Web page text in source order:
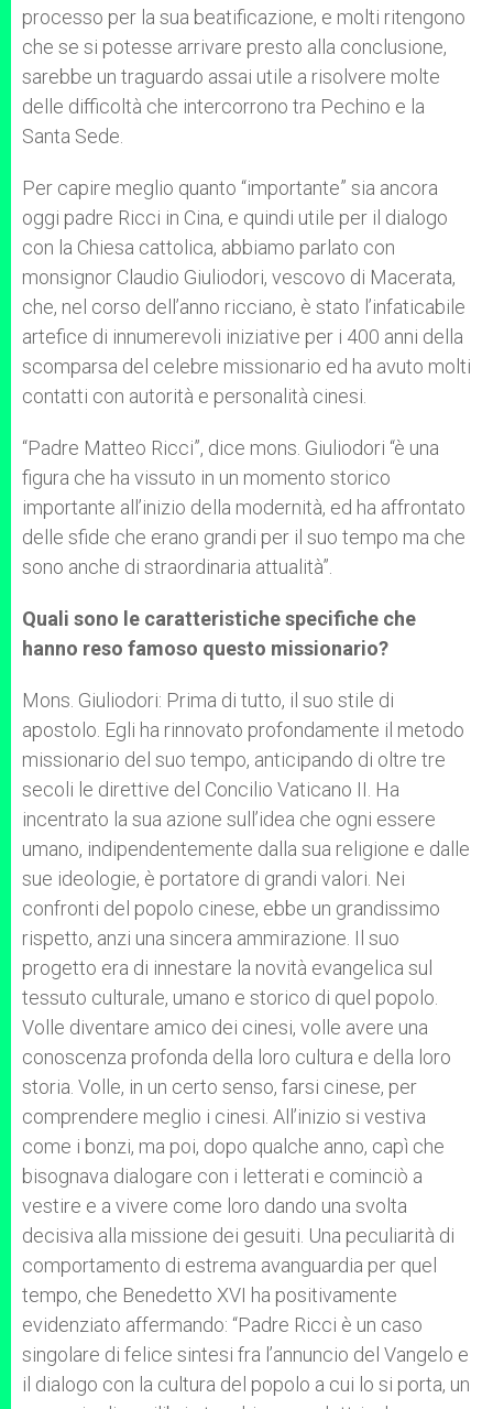
processo per la sua beatificazione, e molti ritengono
che se si potesse arrivare presto alla conclusione,
sarebbe un traguardo assai utile a risolvere molte
delle difficoltà che intercorrono tra Pechino e la
Santa Sede.
Per capire meglio quanto “importante” sia ancora
oggi padre Ricci in Cina, e quindi utile per il dialogo
con la Chiesa cattolica, abbiamo parlato con
monsignor Claudio Giuliodori, vescovo di Macerata,
che, nel corso dell’anno ricciano, è stato l’infaticabile
artefice di innumerevoli iniziative per i 400 anni della
scomparsa del celebre missionario ed ha avuto molti
contatti con autorità e personalità cinesi.
“Padre Matteo Ricci”, dice mons. Giuliodori “è una
figura che ha vissuto in un momento storico
importante all’inizio della modernità, ed ha affrontato
delle sfide che erano grandi per il suo tempo ma che
sono anche di straordinaria attualità”.
Quali sono le caratteristiche specifiche che
hanno reso famoso questo missionario?
Mons. Giuliodori: Prima di tutto, il suo stile di
apostolo. Egli ha rinnovato profondamente il metodo
missionario del suo tempo, anticipando di oltre tre
secoli le direttive del Concilio Vaticano II. Ha
incentrato la sua azione sull’idea che ogni essere
umano, indipendentemente dalla sua religione e dalle
sue ideologie, è portatore di grandi valori. Nei
confronti del popolo cinese, ebbe un grandissimo
rispetto, anzi una sincera ammirazione. Il suo
progetto era di innestare la novità evangelica sul
tessuto culturale, umano e storico di quel popolo.
Volle diventare amico dei cinesi, volle avere una
conoscenza profonda della loro cultura e della loro
storia. Volle, in un certo senso, farsi cinese, per
comprendere meglio i cinesi. All’inizio si vestiva
come i bonzi, ma poi, dopo qualche anno, capì che
bisognava dialogare con i letterati e cominciò a
vestire e a vivere come loro dando una svolta
decisiva alla missione dei gesuiti. Una peculiarità di
comportamento di estrema avanguardia per quel
tempo, che Benedetto XVI ha positivamente
evidenziato affermando: “Padre Ricci è un caso
singolare di felice sintesi fra l’annuncio del Vangelo e
il dialogo con la cultura del popolo a cui lo si porta, un